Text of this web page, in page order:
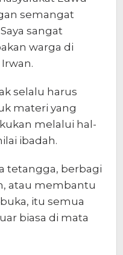
semangat
sangat
warga di
selalu harus
materi yang
melalui hal-
ibadah.
tetangga, berbagi
atau membantu
itu semua
biasa di mata